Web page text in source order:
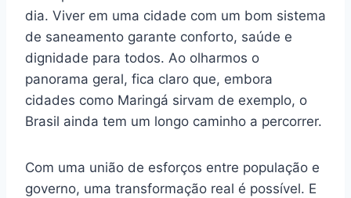
dia. Viver em uma cidade com um bom sistema
de saneamento garante conforto, saúde e
dignidade para todos. Ao olharmos o
panorama geral, fica claro que, embora
cidades como Maringá sirvam de exemplo, o
Brasil ainda tem um longo caminho a percorrer.
Com uma união de esforços entre população e
governo, uma transformação real é possível. E